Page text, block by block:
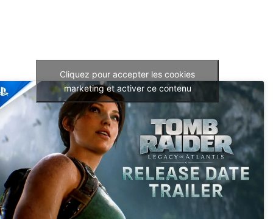
Cliquez pour accepter les cookies
marketing et activer ce contenu